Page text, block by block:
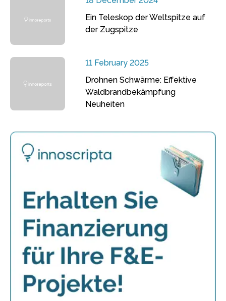
Ein Teleskop der Weltspitze auf
der Zugspitze
11 February 2025
Drohnen Schwärme: Effektive
Waldbrandbekämpfung
Neuheiten